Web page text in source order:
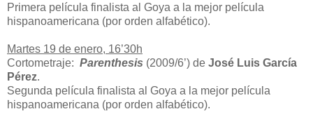
Primera película finalista al Goya a la mejor película
hispanoamericana (por orden alfabético).
Martes 19 de enero, 16’30h
Cortometraje: Parenthesis (2009/6’) de José Luis García
Pérez.
Segunda película finalista al Goya a la mejor película
hispanoamericana (por orden alfabético).